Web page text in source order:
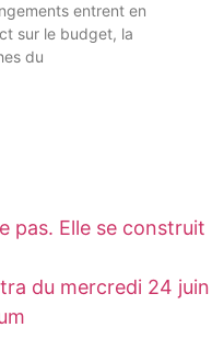
entrent en
sur le budget, la
du
pas. Elle se construit
du mercredi 24 juin